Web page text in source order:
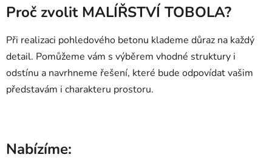
Proč zvolit MALÍŘSTVÍ TOBOLA?
Při realizaci pohledového betonu klademe důraz na každý
detail. Pomůžeme vám s výběrem vhodné struktury i
odstínu a navrhneme řešení, které bude odpovídat vašim
představám i charakteru prostoru.
Nabízíme: